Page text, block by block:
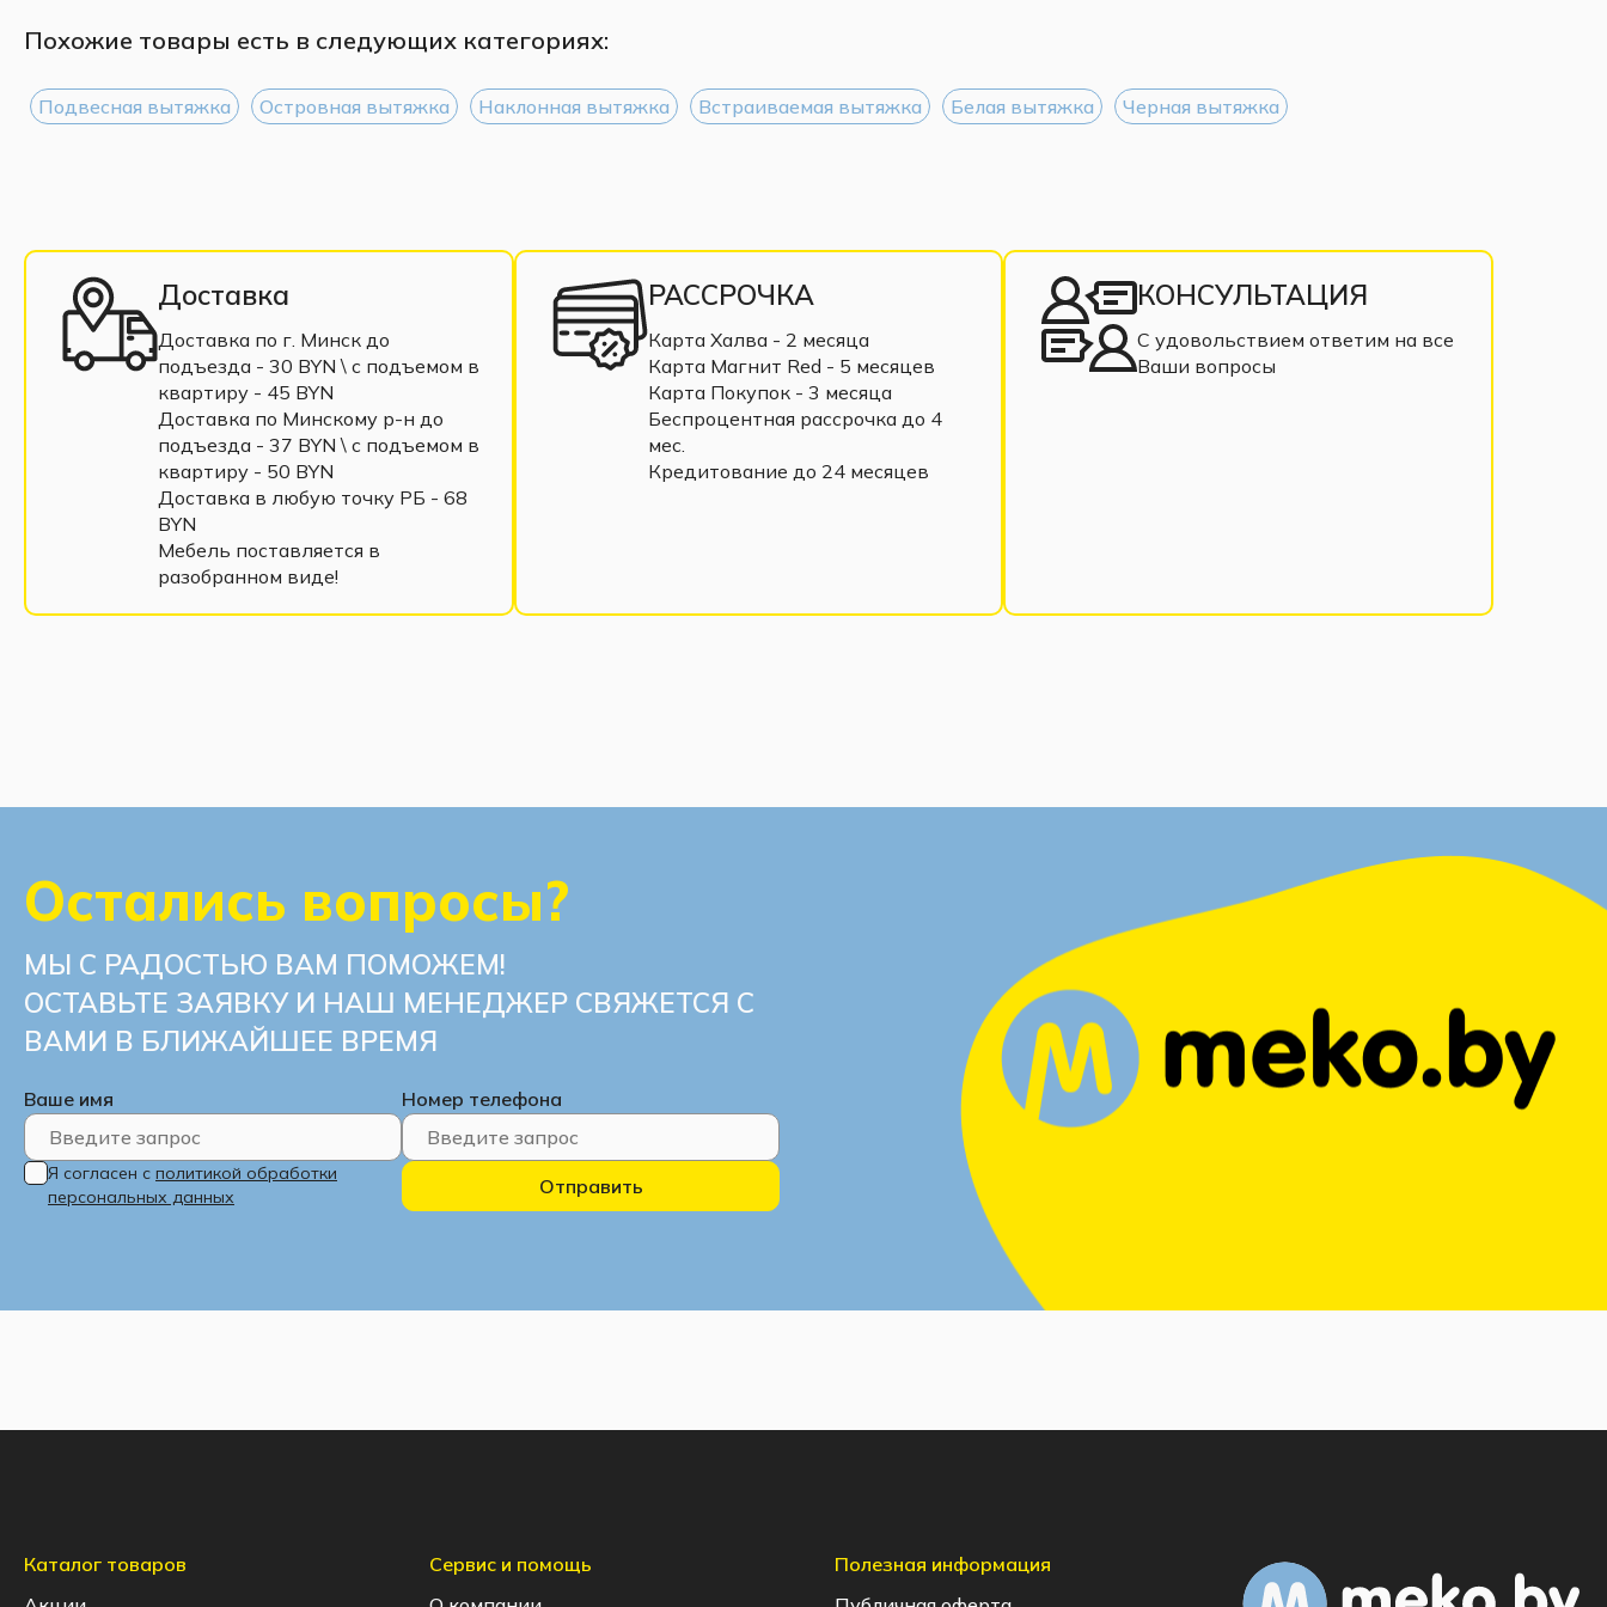
Похожие товары есть в следующих категориях:
Подвесная вытяжка Островная вытяжка Наклонная вытяжка Встраиваемая вытяжка Белая вытяжка Черная вытяжка
Доставка
Доставка по г. Минск до
подъезда - 30 BYN \ c подъемом в
квартиру - 45 BYN
Доставка по Минскому р-н до
подъезда - 37 BYN \ c подъемом в
квартиру - 50 BYN
Доставка в любую точку РБ - 68
BYN
Мебель поставляется в
разобранном виде!
РАССРОЧКА
Карта Халва - 2 месяца
Карта Магнит Red - 5 месяцев
Карта Покупок - 3 месяца
Беспроцентная рассрочка до 4
мес.
Кредитование до 24 месяцев
КОНСУЛЬТАЦИЯ
С удовольствием ответим на все
Ваши вопросы
Остались вопросы?
МЫ С РАДОСТЬЮ ВАМ ПОМОЖЕМ!
ОСТАВЬТЕ ЗАЯВКУ И НАШ МЕНЕДЖЕР СВЯЖЕТСЯ С
ВАМИ В БЛИЖАЙШЕЕ ВРЕМЯ
Ваше имя Номер телефона
Я согласен с политикой обработки
персональных данных
Отправить
Каталог товаров
Сервис и помощь
Полезная информация